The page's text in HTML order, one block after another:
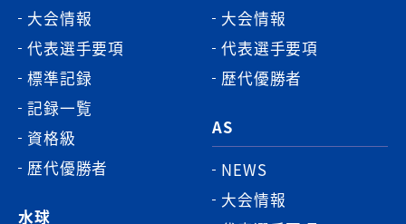
大会情報
代表選手要項
標準記録
記録一覧
資格級
歴代優勝者
水球
大会情報
代表選手要項
歴代優勝者
AS
NEWS
大会情報